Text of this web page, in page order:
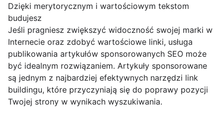
Dzięki merytorycznym i wartościowym tekstom
budujesz
Jeśli pragniesz zwiększyć widoczność swojej marki w
Internecie oraz zdobyć wartościowe linki, usługa
publikowania artykułów sponsorowanych SEO może
być idealnym rozwiązaniem. Artykuły sponsorowane
są jednym z najbardziej efektywnych narzędzi link
buildingu, które przyczyniają się do poprawy pozycji
Twojej strony w wynikach wyszukiwania.